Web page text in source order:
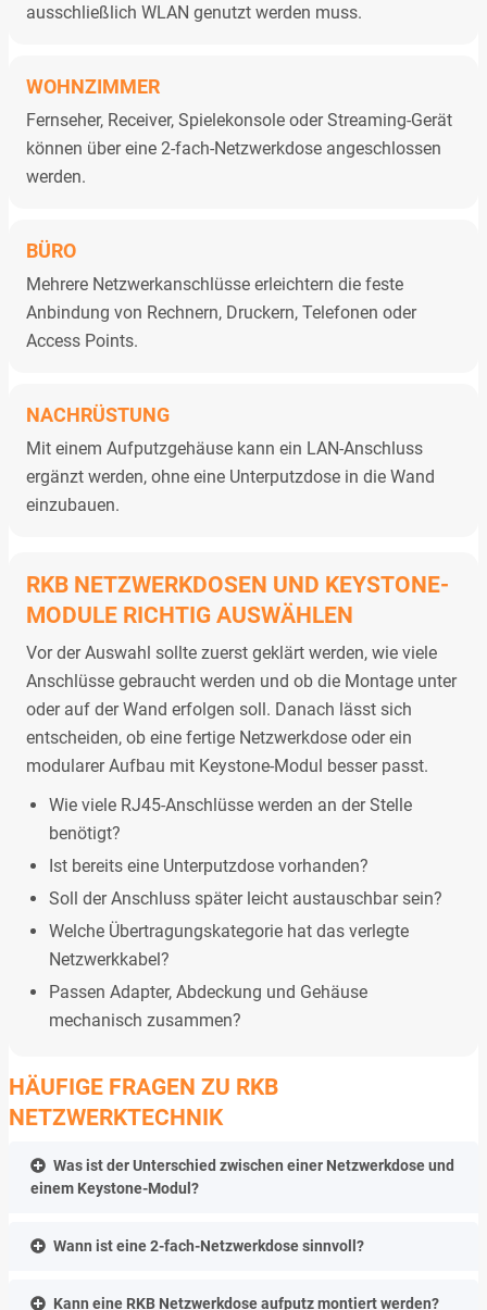
ausschließlich WLAN genutzt werden muss.
WOHNZIMMER
Fernseher, Receiver, Spielekonsole oder Streaming-Gerät
können über eine 2-fach-Netzwerkdose angeschlossen
werden.
BÜRO
Mehrere Netzwerkanschlüsse erleichtern die feste
Anbindung von Rechnern, Druckern, Telefonen oder
Access Points.
NACHRÜSTUNG
Mit einem Aufputzgehäuse kann ein LAN-Anschluss
ergänzt werden, ohne eine Unterputzdose in die Wand
einzubauen.
RKB NETZWERKDOSEN UND KEYSTONE-
MODULE RICHTIG AUSWÄHLEN
Vor der Auswahl sollte zuerst geklärt werden, wie viele
Anschlüsse gebraucht werden und ob die Montage unter
oder auf der Wand erfolgen soll. Danach lässt sich
entscheiden, ob eine fertige Netzwerkdose oder ein
modularer Aufbau mit Keystone-Modul besser passt.
Wie viele RJ45-Anschlüsse werden an der Stelle
benötigt?
Ist bereits eine Unterputzdose vorhanden?
Soll der Anschluss später leicht austauschbar sein?
Welche Übertragungskategorie hat das verlegte
Netzwerkkabel?
Passen Adapter, Abdeckung und Gehäuse
mechanisch zusammen?
HÄUFIGE FRAGEN ZU RKB
NETZWERKTECHNIK
Was ist der Unterschied zwischen einer Netzwerkdose und
einem Keystone-Modul?
Wann ist eine 2-fach-Netzwerkdose sinnvoll?
Kann eine RKB Netzwerkdose aufputz montiert werden?